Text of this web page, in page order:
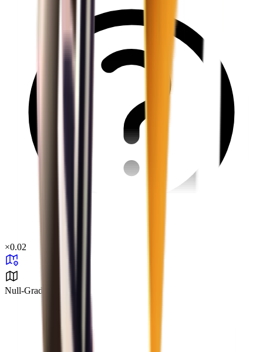
×0.02
Null-Grad-Herausforderung